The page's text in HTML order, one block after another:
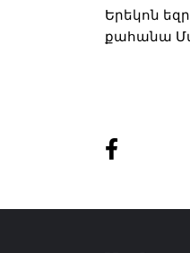
Երեկոն
քահանա